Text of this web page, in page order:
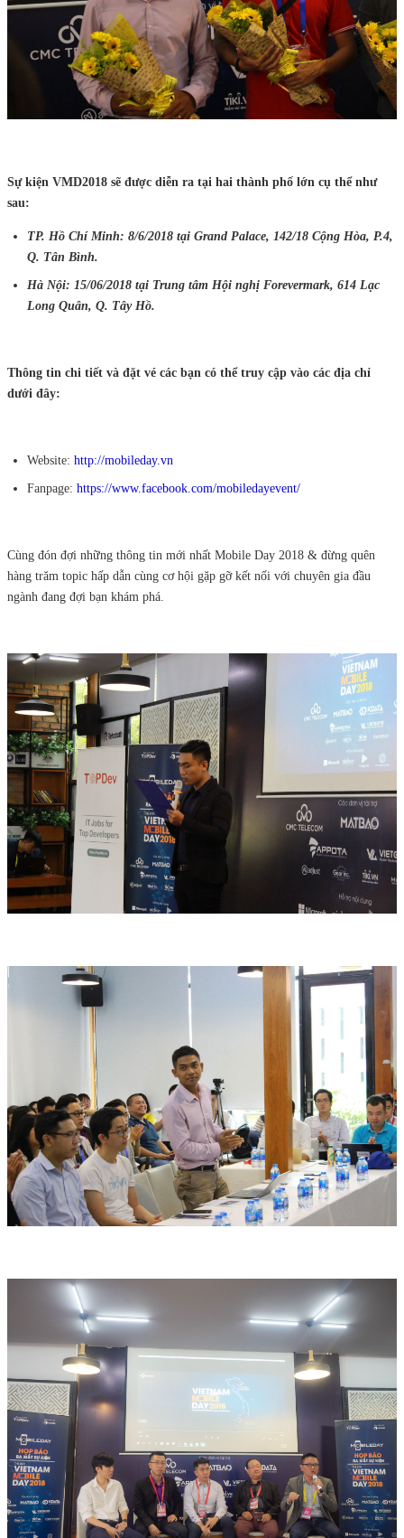
Sự kiện VMD2018 sẽ được diễn ra tại hai thành phố lớn cụ thể như
sau:
TP. Hồ Chí Minh: 8/6/2018 tại Grand Palace, 142/18 Cộng Hòa, P.4,
Q. Tân Bình.
Hà Nội: 15/06/2018 tại Trung tâm Hội nghị Forevermark, 614 Lạc
Long Quân, Q. Tây Hồ.
Thông tin chi tiết và đặt vé các bạn có thể truy cập vào các địa chỉ
dưới đây:
Website: http://mobileday.vn
Fanpage: https://www.facebook.com/mobiledayevent/
Cùng đón đợi những thông tin mới nhất Mobile Day 2018 & đừng quên
hàng trăm topic hấp dẫn cùng cơ hội gặp gỡ kết nối với chuyên gia đầu
ngành đang đợi bạn khám phá.